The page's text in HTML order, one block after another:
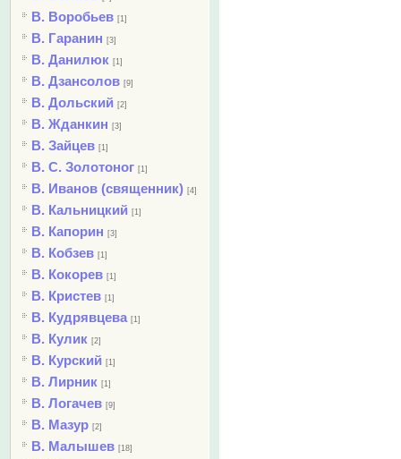
В. Воробьев [1]
В. Гаранин [3]
В. Данилюк [1]
В. Дзансолов [9]
В. Дольский [2]
В. Жданкин [3]
В. Зайцев [1]
В. С. Золотоног [1]
В. Иванов (священник) [4]
В. Кальницкий [1]
В. Капорин [3]
В. Кобзев [1]
В. Кокорев [1]
В. Кристев [1]
В. Кудрявцева [1]
В. Кулик [2]
В. Курский [1]
В. Лирник [1]
В. Логачев [9]
В. Мазур [2]
В. Малышев [18]